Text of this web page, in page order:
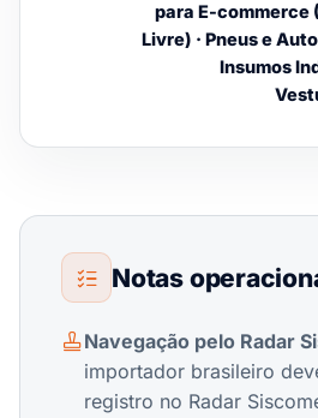
para E-commerce
Livre) · Pneus e
Insumos
Notas
Navegação pelo Radar
importador brasileiro
registro no Radar